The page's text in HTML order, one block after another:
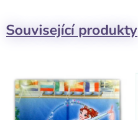
Související produkty